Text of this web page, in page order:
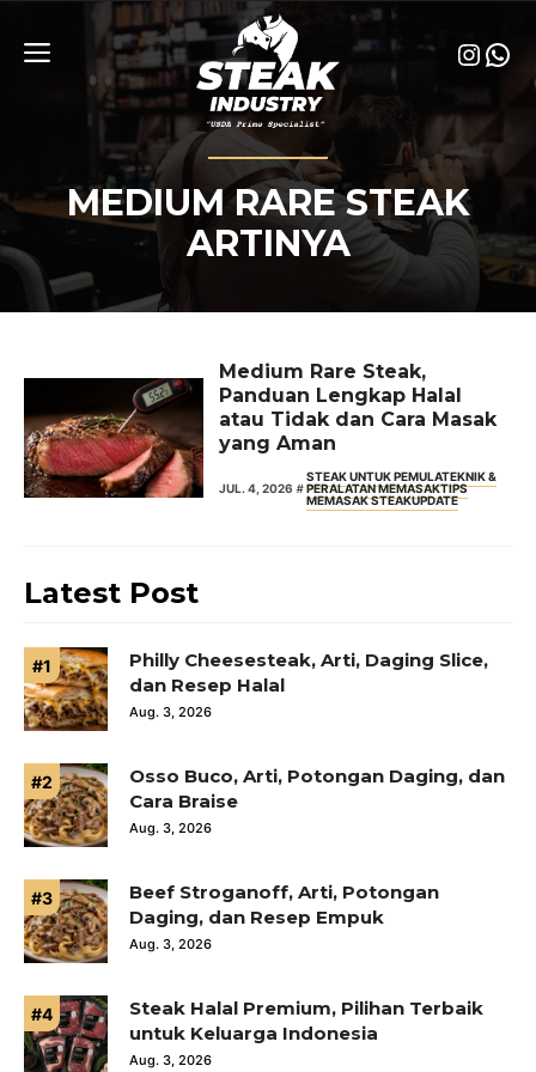
Menu
MEDIUM RARE STEAK
ARTINYA
Medium Rare Steak,
Panduan Lengkap Halal
atau Tidak dan Cara Masak
yang Aman
JUL. 4, 2026
STEAK UNTUK PEMULATEKNIK &
PERALATAN MEMASAKTIPS
MEMASAK STEAKUPDATE
Latest Post
Philly Cheesesteak, Arti, Daging Slice,
dan Resep Halal
Aug. 3, 2026
Osso Buco, Arti, Potongan Daging, dan
Cara Braise
Aug. 3, 2026
Beef Stroganoff, Arti, Potongan
Daging, dan Resep Empuk
Aug. 3, 2026
Steak Halal Premium, Pilihan Terbaik
untuk Keluarga Indonesia
Aug. 3, 2026